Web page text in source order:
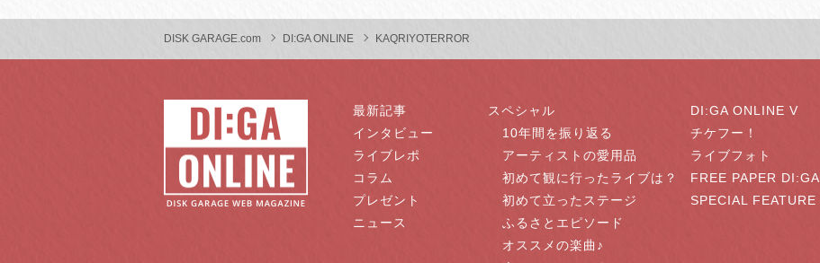
DISK GARAGE.com DI:GA ONLINE KAQRIYOTERROR
最新記事
インタビュー
ライブレポ
コラム
プレゼント
ニュース
スペシャル
10年間を振り返る
アーティストの愛用品
初めて観に行ったライブは？
初めて立ったステージ
ふるさとエピソード
オススメの楽曲♪
DI:GA ONLINE V
チケフー！
ライブフォト
FREE PAPER DI:GA
SPECIAL FEATURE